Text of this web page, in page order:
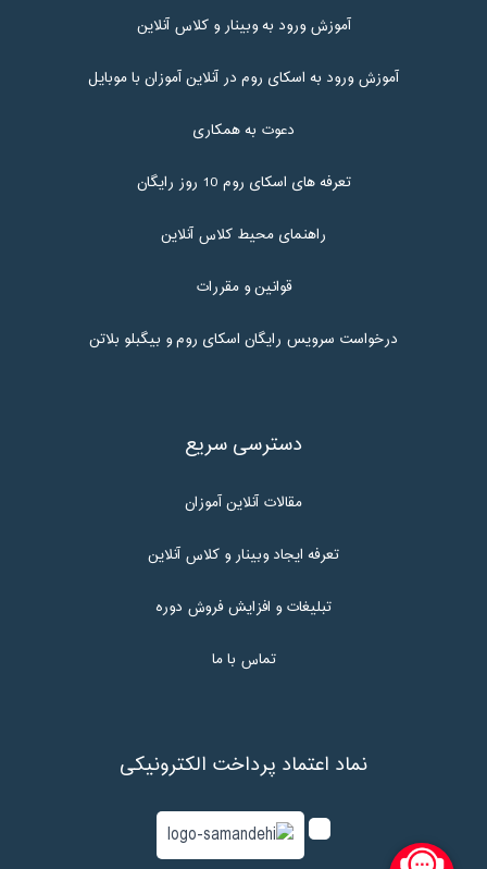
آموزش ورود به وبینار و کلاس آنلاین
آموزش ورود به اسکای روم در آنلاین آموزان با موبایل
دعوت به همکاری
تعرفه های اسکای روم 10 روز رایگان
راهنمای محیط کلاس آنلاین
قوانین و مقررات
درخواست سرویس رایگان اسکای روم و بیگبلو بلاتن
دسترسی سریع
مقالات آنلاین آموزان
تعرفه ایجاد وبینار و کلاس آنلاین
تبلیغات و افزایش فروش دوره
تماس با ما
نماد اعتماد پرداخت الکترونیکی